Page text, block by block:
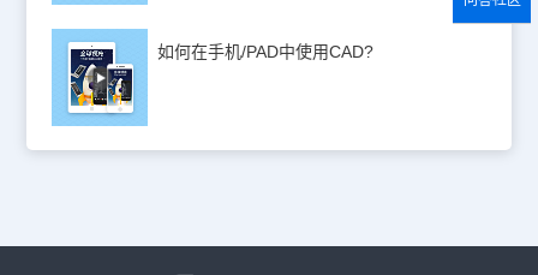
如何在手机/PAD中使用CAD?